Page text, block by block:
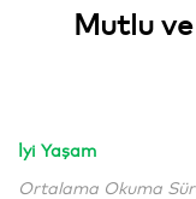
Mutlu ve
İyi Yaşam
Ortalama Okuma